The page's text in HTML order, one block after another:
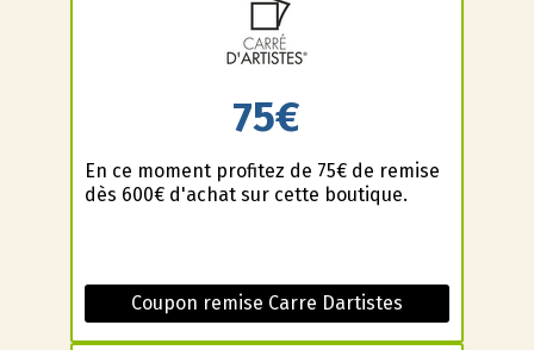
75€
En ce moment profitez de 75€ de remise
dès 600€ d'achat sur cette boutique.
Coupon remise Carre Dartistes